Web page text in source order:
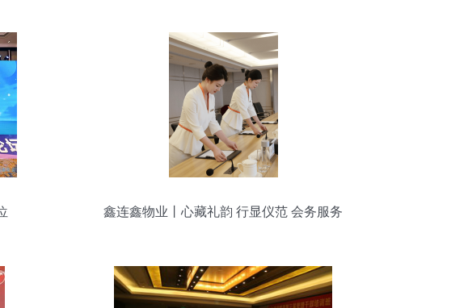
鑫连鑫物业丨心藏礼韵 行显仪范 会务服务